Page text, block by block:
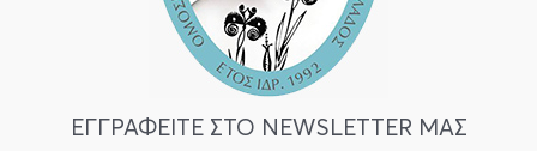
ΕΓΓΡΑΦΕΙΤΕ ΣΤΟ NEWSLETTER ΜΑΣ